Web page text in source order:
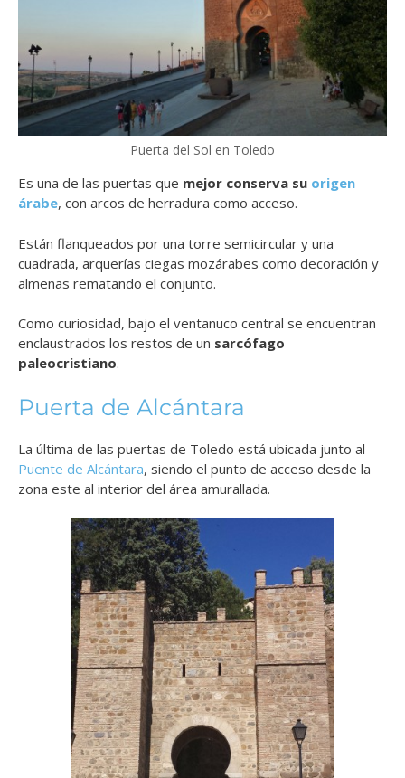
Puerta del Sol en Toledo
Es una de las puertas que mejor conserva su origen
árabe, con arcos de herradura como acceso.
Están flanqueados por una torre semicircular y una
cuadrada, arquerías ciegas mozárabes como decoración y
almenas rematando el conjunto.
Como curiosidad, bajo el ventanuco central se encuentran
enclaustrados los restos de un sarcófago
paleocristiano.
Puerta de Alcántara
La última de las puertas de Toledo está ubicada junto al
Puente de Alcántara, siendo el punto de acceso desde la
zona este al interior del área amurallada.